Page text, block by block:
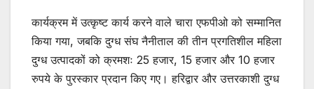
कार्यक्रम में उत्कृष्ट कार्य करने वाले चारा एफपीओ को सम्मानित
किया गया, जबकि दुग्ध संघ नैनीताल की तीन प्रगतिशील महिला
दुग्ध उत्पादकों को क्रमशः 25 हजार, 15 हजार और 10 हजार
रुपये के पुरस्कार प्रदान किए गए। हरिद्वार और उत्तरकाशी दुग्ध